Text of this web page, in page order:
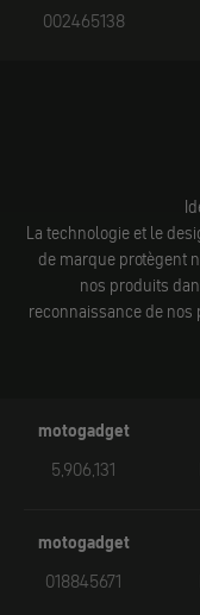
002465138
La technologie et le
de marque protègent
nos produits
reconnaissance de
motogadget
5,906,131
motogadget
018845671